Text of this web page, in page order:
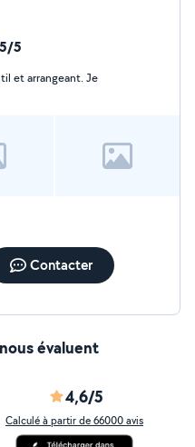
5
et arrangeant. Je
Contacter
évaluent
4,6/5
Calculé à partir de 66000 avis